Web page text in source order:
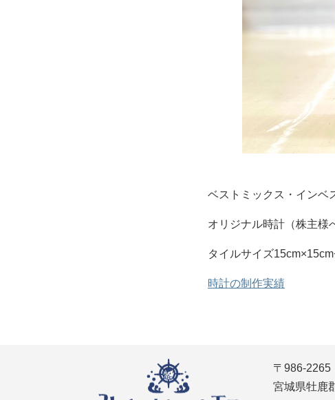
ベストミックス・インベ
オリジナル時計（株主様
タイルサイズ
時計の制作実績
〒986-2265
宮城県牡鹿